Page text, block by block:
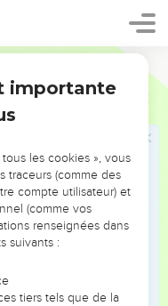
vous qui vous
ces choses du fond du
passé, ceux
il n’y en a pas d’autre.
à moi il n’y a que
l’avenir, et longtemps à
moi qui dis, et mon
tout ce que je désire.
de proie ; d’un pays
Ce que j’ai
importante
les cookies », vous
traceurs (comme des
compte utilisateur) et
(comme vos
renseignées dans
suivants :
tiers tels que de la